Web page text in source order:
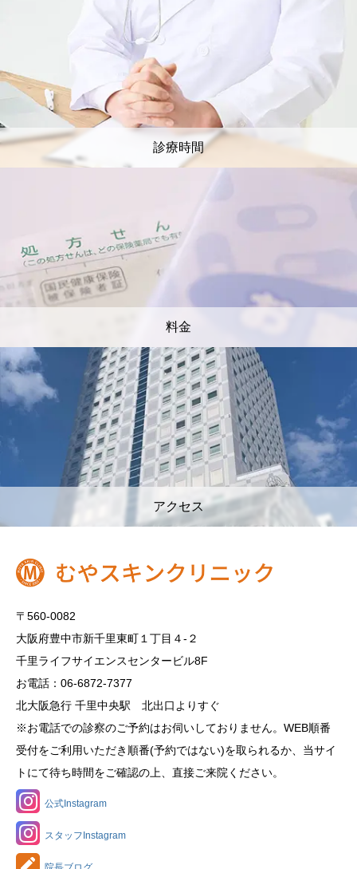
診療時間
料金
アクセス
〒560-0082
大阪府豊中市新千里東町１丁目４‐２
千里ライフサイエンスセンタービル8F
お電話：06-6872-7377
北大阪急行 千里中央駅 北出口よりすぐ
※お電話での診察のご予約はお伺いしておりません。WEB順番
受付をご利用いただき順番(予約ではない)を取られるか、当サイ
トにて待ち時間をご確認の上、直接ご来院ください。
公式Instagram
スタッフInstagram